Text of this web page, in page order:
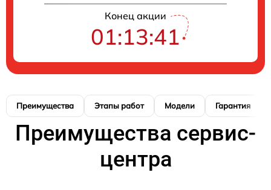
Конец акции
01:13:41
Преимущества Этапы работ Модели Гарантия
Преимущества сервис-
центра